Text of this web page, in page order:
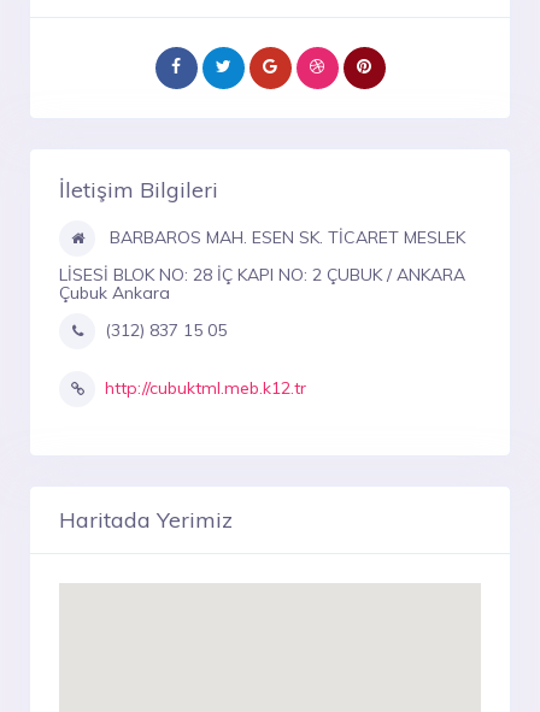
İletişim Bilgileri
BARBAROS MAH. ESEN SK. TİCARET MESLEK
LİSESİ BLOK NO: 28 İÇ KAPI NO: 2 ÇUBUK / ANKARA
Çubuk Ankara
(312) 837 15 05
http://cubuktml.meb.k12.tr
Haritada Yerimiz